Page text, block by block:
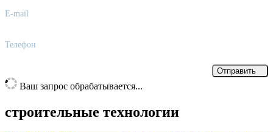
E-mail
Телефон
Отправить
Ваш запрос обрабатывается...
строительные технологии